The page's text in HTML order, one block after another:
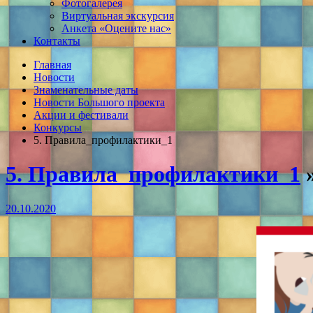
Фотогалерея
Виртуальная экскурсия
Анкета «Оцените нас»
Контакты
Главная
Новости
Знаменательные даты
Новости Большого проекта
Акции и фестивали
Конкурсы
5. Правила_профилактики_1
5. Правила_профилактики_1
20.10.2020